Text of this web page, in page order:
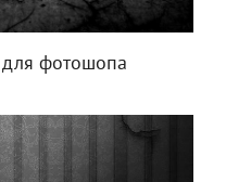
фотошопа